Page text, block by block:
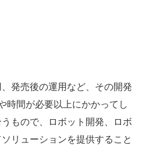
発売後の運用など、その開発
時間が必要以上にかかってし
もので、ロボット開発、ロボ
リューションを提供すること